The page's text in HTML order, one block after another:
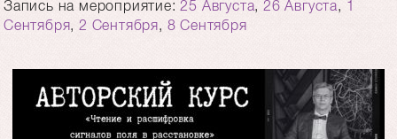
Запись на мероприятие:25 Августа,26 Августа, 1
Сентября,2 Сентября, 8 Сентября